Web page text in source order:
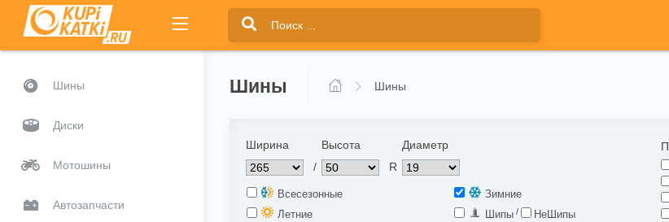
Шины
Диски
Мотошины
Автозапчасти
Шины Шины
Ширина
/
Высота
R
Диаметр
Всесезонные
Летние
Зимние
Шипы / НеШипы